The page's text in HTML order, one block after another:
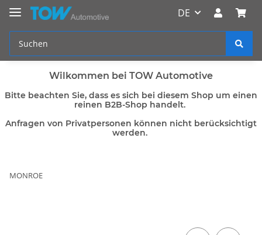
DE
Wilkommen bei TOW Automotive
Bitte beachten Sie, dass es sich bei diesem Shop um einen
reinen B2B-Shop handelt.
Anfragen von Privatpersonen können nicht berücksichtigt
werden.
MONROE